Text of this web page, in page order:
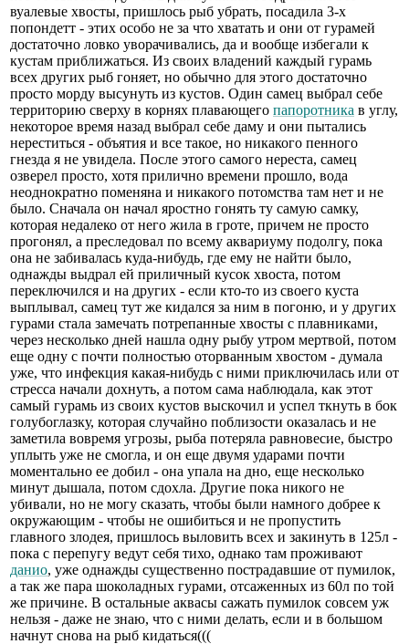
вуалевые хвосты, пришлось рыб убрать, посадила 3-х
попондетт - этих особо не за что хватать и они от гурамей
достаточно ловко уворачивались, да и вообще избегали к
кустам приближаться. Из своих владений каждый гурамь
всех других рыб гоняет, но обычно для этого достаточно
просто морду высунуть из кустов. Один самец выбрал себе
территорию сверху в корнях плавающего папоротника в углу,
некоторое время назад выбрал себе даму и они пытались
нереститься - объятия и все такое, но никакого пенного
гнезда я не увидела. После этого самого нереста, самец
озверел просто, хотя прилично времени прошло, вода
неоднократно поменяна и никакого потомства там нет и не
было. Сначала он начал яростно гонять ту самую самку,
которая недалеко от него жила в гроте, причем не просто
прогонял, а преследовал по всему аквариуму подолгу, пока
она не забивалась куда-нибудь, где ему не найти было,
однажды выдрал ей приличный кусок хвоста, потом
переключился и на других - если кто-то из своего куста
выплывал, самец тут же кидался за ним в погоню, и у других
гурами стала замечать потрепанные хвосты с плавниками,
через несколько дней нашла одну рыбу утром мертвой, потом
еще одну с почти полностью оторванным хвостом - думала
уже, что инфекция какая-нибудь с ними приключилась или от
стресса начали дохнуть, а потом сама наблюдала, как этот
самый гурамь из своих кустов выскочил и успел ткнуть в бок
голубоглазку, которая случайно поблизости оказалась и не
заметила вовремя угрозы, рыба потеряла равновесие, быстро
уплыть уже не смогла, и он еще двумя ударами почти
моментально ее добил - она упала на дно, еще несколько
минут дышала, потом сдохла. Другие пока никого не
убивали, но не могу сказать, чтобы были намного добрее к
окружающим - чтобы не ошибиться и не пропустить
главного злодея, пришлось выловить всех и закинуть в 125л -
пока с перепугу ведут себя тихо, однако там проживают
данио, уже однажды существенно пострадавшие от пумилок,
а так же пара шоколадных гурами, отсаженных из 60л по той
же причине. В остальные аквасы сажать пумилок совсем уж
нельзя - даже не знаю, что с ними делать, если и в большом
начнут снова на рыб кидаться(((